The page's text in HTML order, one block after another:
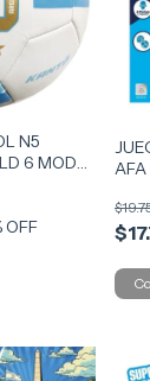
N5
6 MOD
OFF
AFA